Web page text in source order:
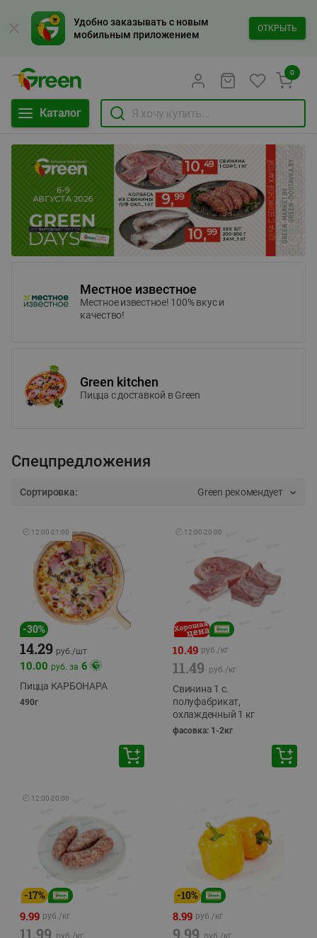
Удобно заказывать с новым
мобильным приложением
ОТКРЫТЬ
Каталог
0
Местное известное
Местное известное! 100% вкус и
качество!
Green kitchen
Пицца c доставкой в Green
Спецпредложения
Сортировка: Green рекомендует
🕘 12:00-21:00
-30%
14.29 руб./шт
10.00 руб. за 6
Пицца КАРБОНАРА
490г
🕘 12:00-20:00
10.49 руб./кг
11.49 руб./кг
Свинина 1 с.
полуфабрикат,
охлажденный 1 кг
фасовка: 1-2кг
🕘 12:00-20:00
-17%
9.99 руб./кг
11.99 руб./кг
-10%
8.99 руб./кг
9.99 руб./кг